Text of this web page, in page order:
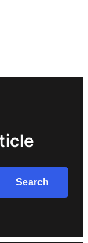
Search